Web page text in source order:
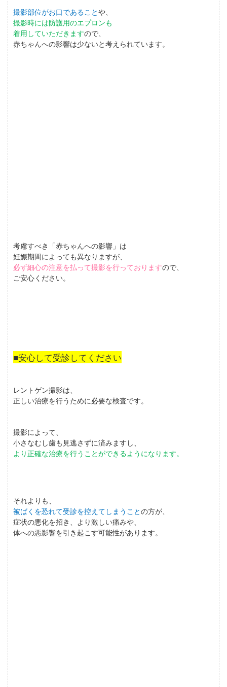
撮影部位がお口であることや、
撮影時には防護用のエプロンも
着用していただきますので、
赤ちゃんへの影響は少ないと考えられています。
考慮すべき「赤ちゃんへの影響」は
妊娠期間によっても異なりますが、
必ず細心の注意を払って撮影を行っておりますので、
ご安心ください。
■安心して受診してください
レントゲン撮影は、
正しい治療を行うために必要な検査です。
撮影によって、
小さなむし歯も見逃さずに済みますし、
より正確な治療を行うことができるようになります。
それよりも、
被ばくを恐れて受診を控えてしまうことの方が、
症状の悪化を招き、より激しい痛みや、
体への悪影響を引き起こす可能性があります。